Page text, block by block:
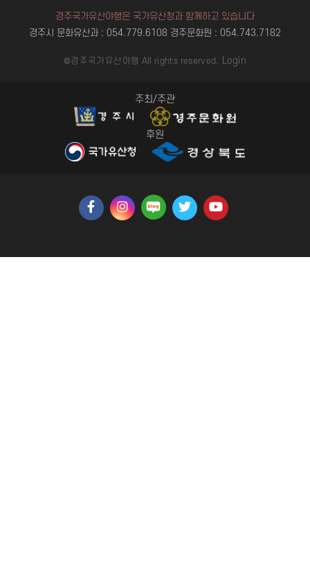
경주국가유산야행은 국가유산청과 함께하고 있습니다
경주시 문화유산과 : 054.779.6108 경주문화원 : 054.743.7182
©경주국가유산야행 All rights reserved. Login
주최/주관
후원